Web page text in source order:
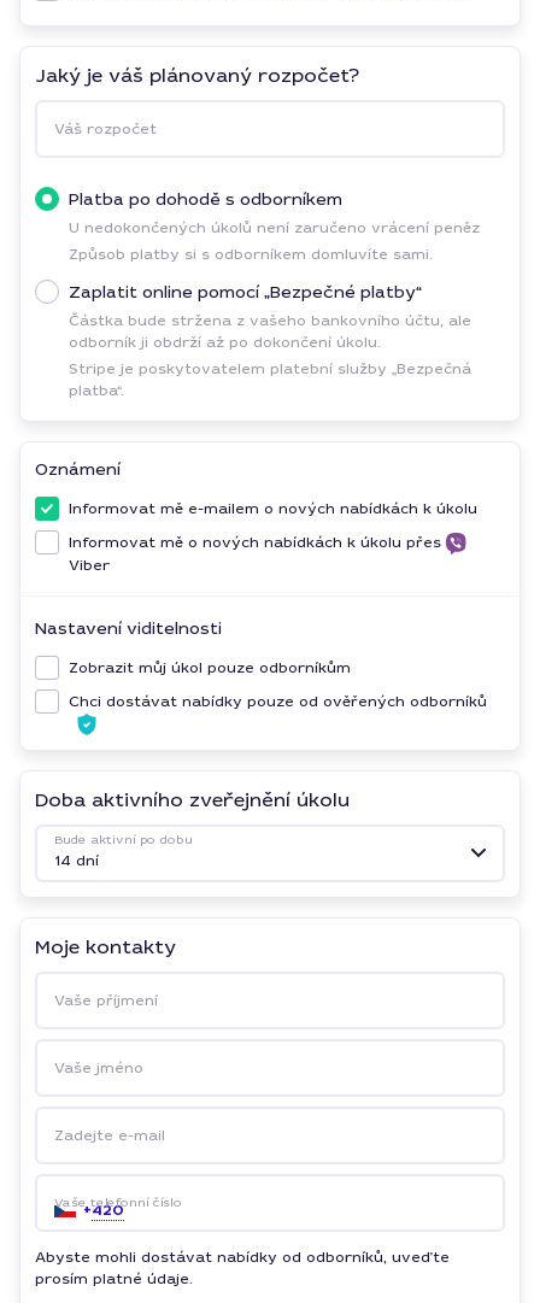
Jaký je váš plánovaný rozpočet?
Váš rozpočet
Platba po dohodě s odborníkem
U nedokončených úkolů není zaručeno vrácení peněz
Způsob platby si s odborníkem domluvíte sami.
Zaplatit online pomocí „Bezpečné platby“
Částka bude stržena z vašeho bankovního účtu, ale
odborník ji obdrží až po dokončení úkolu.
Stripe je poskytovatelem platební služby „Bezpečná
platba“.
Oznámení
Informovat mě e-mailem o nových nabídkách k úkolu
Informovat mě o nových nabídkách k úkolu přes
Viber
Nastavení viditelnosti
Zobrazit můj úkol pouze odborníkům
Chci dostávat nabídky pouze od ověřených odborníků
Doba aktivního zveřejnění úkolu
Bude aktivní po dobu
14 dní
Moje kontakty
Vaše příjmení
Vaše jméno
Zadejte e-mail
Vaše telefonní číslo
+420
Abyste mohli dostávat nabídky od odborníků, uveďte
prosím platné údaje.